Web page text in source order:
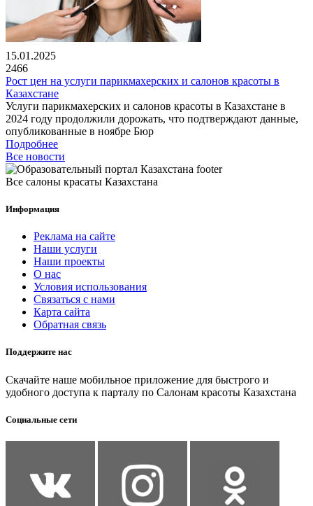
15.01.2025
2466
Рост цен на услуги парикмахерских и салонов красоты в
Казахстане
Услуги парикмахерских и салонов красоты в Казахстане в
2024 году продолжили дорожать, что подтверждают данные,
опубликованные в ноябре Бюр
Подробнее
Все новости
Все салоны красаты Казахстана
Информация
Реклама на сайте
Наши услуги
Наши проекты
О нас
Условия использования
Связаться с нами
Карта сайта
Обратная связь
Поддержите нас
Скачайте наше мобильное приложение для быстрого и
удобного доступа к парталу по Салонам красоты Казахстана
Социальные сети